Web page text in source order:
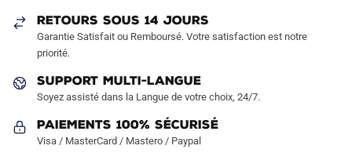
la
page
produit
page
RETOURS SOUS 14 JOURS
Garantie Satisfait ou Remboursé. Votre satisfaction est notre
priorité.
SUPPORT MULTI-LANGUE
Soyez assisté dans la Langue de votre choix, 24/7.
Paiements 100% Sécurisé
Visa / MasterCard / Mastero / Paypal